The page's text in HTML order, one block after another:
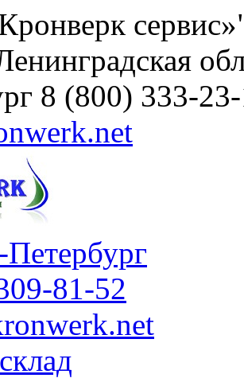
8 (800) 333-
Петербург
81-52